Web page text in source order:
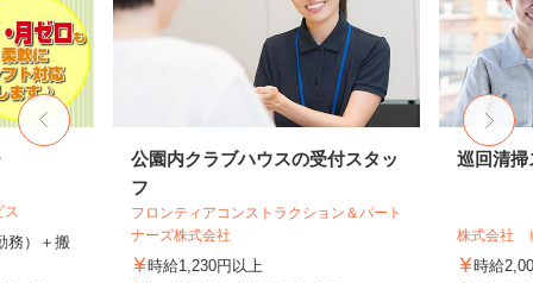
ス
務）＋搬
公園内クラブハウスの受付スタッ
フ
フロンティアコンストラクション＆パート
ナーズ株式会社
時給1,230円以上
巡回清掃
株式会社
時給